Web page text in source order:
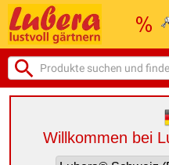
Willkommen bei